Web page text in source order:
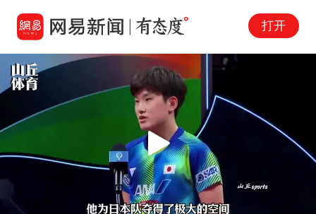
打开
Play